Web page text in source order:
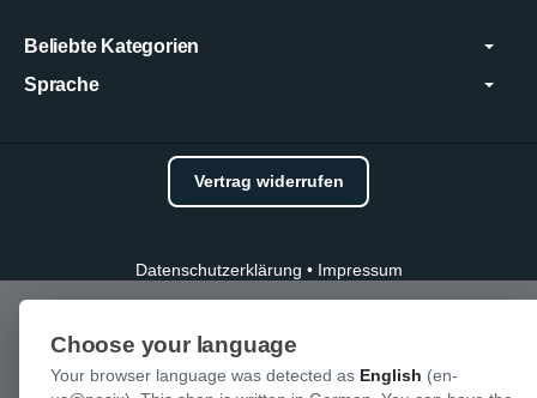
Beliebte Kategorien
Sprache
Vertrag widerrufen
Datenschutzerklärung • Impressum
Choose your language
Your browser language was detected as English (en-